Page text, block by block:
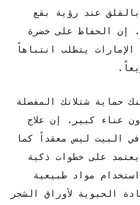
عند رؤية بقع
إن الحفاظ على خضرة
يتطلب انتباهاً
حماية شتلاتك المفضلة
عناء كبير. إن علاج
البيت ليس معقداً كما
على خطوات ذكية
مواد طبيعية
الحيوية لأوراق الشجر